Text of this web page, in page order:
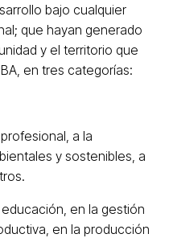
bajo cualquier
que hayan generado
y el territorio que
en tres categorías:
a la
y sostenibles, a
en la gestión
en la producción